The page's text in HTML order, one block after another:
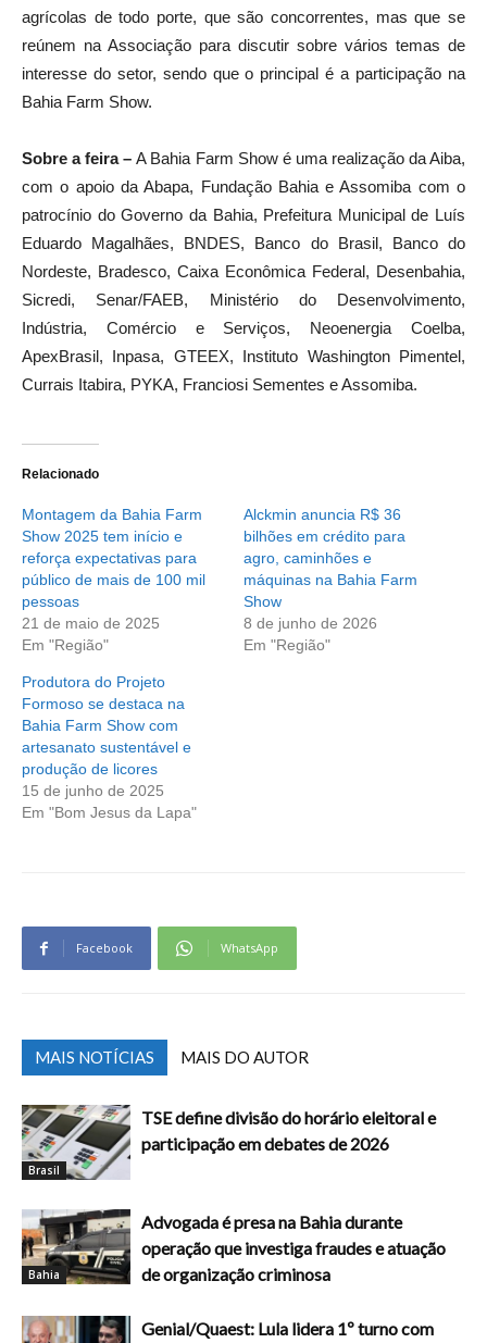
agrícolas de todo porte, que são concorrentes, mas que se
reúnem na Associação para discutir sobre vários temas de
interesse do setor, sendo que o principal é a participação na
Bahia Farm Show.
Sobre a feira – A Bahia Farm Show é uma realização da Aiba,
com o apoio da Abapa, Fundação Bahia e Assomiba com o
patrocínio do Governo da Bahia, Prefeitura Municipal de Luís
Eduardo Magalhães, BNDES, Banco do Brasil, Banco do
Nordeste, Bradesco, Caixa Econômica Federal, Desenbahia,
Sicredi, Senar/FAEB, Ministério do Desenvolvimento,
Indústria, Comércio e Serviços, Neoenergia Coelba,
ApexBrasil, Inpasa, GTEEX, Instituto Washington Pimentel,
Currais Itabira, PYKA, Franciosi Sementes e Assomiba.
Relacionado
Montagem da Bahia Farm
Show 2025 tem início e
reforça expectativas para
público de mais de 100 mil
pessoas
21 de maio de 2025
Em "Região"
Alckmin anuncia R$ 36
bilhões em crédito para
agro, caminhões e
máquinas na Bahia Farm
Show
8 de junho de 2026
Em "Região"
Produtora do Projeto
Formoso se destaca na
Bahia Farm Show com
artesanato sustentável e
produção de licores
15 de junho de 2025
Em "Bom Jesus da Lapa"
Facebook WhatsApp
MAIS NOTÍCIAS MAIS DO AUTOR
Brasil
TSE define divisão do horário eleitoral e
participação em debates de 2026
Bahia
Advogada é presa na Bahia durante
operação que investiga fraudes e atuação
de organização criminosa
Genial/Quaest: Lula lidera 1º turno com